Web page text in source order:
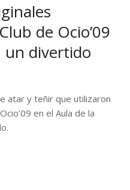
de Ocio’09
un divertido
atar y teñir que utilizaron
en el Aula de la